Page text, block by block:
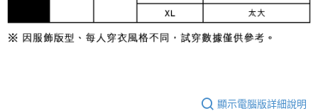
顯示電腦版詳細說明